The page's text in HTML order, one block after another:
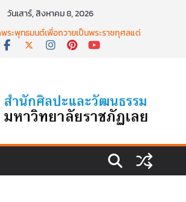
วันเสาร์, สิงหาคม 8, 2026
ระพุทธมนต์เพื่อถวายเป็นพระราชกุศลแด่
พระเจ้าลูกเธอฯ วันที่ ๒๒ มิถุนายน ๒๕๖๙
ยเรื่องการถ่ายทอดจิตรกรรมฝาผนังวัด
าพึงผ่านงานศิลปะภาพพิมพ์ฯ ระหว่างวันที่ 22
นายน 2569
นเปิดงานยิ่งใหญ่ ฉลองครบรอบ ๑๑๕ ปี
ฒนธรรมประเพณีผ่านศาสตร์พระราชา สู่การ
วยั่งยืน วันที่ ๒๓ มิถุนายน ๒๕๖๙
ญกุศลสวดพระอภิธรรม เพื่ออุทิศถวายพระ
มเด็จพระเจ้าลูกเธอ เจ้าฟ้าพัชรกิติยาภา นเร